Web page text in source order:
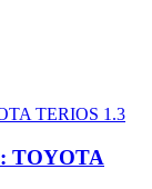
TOYOTA